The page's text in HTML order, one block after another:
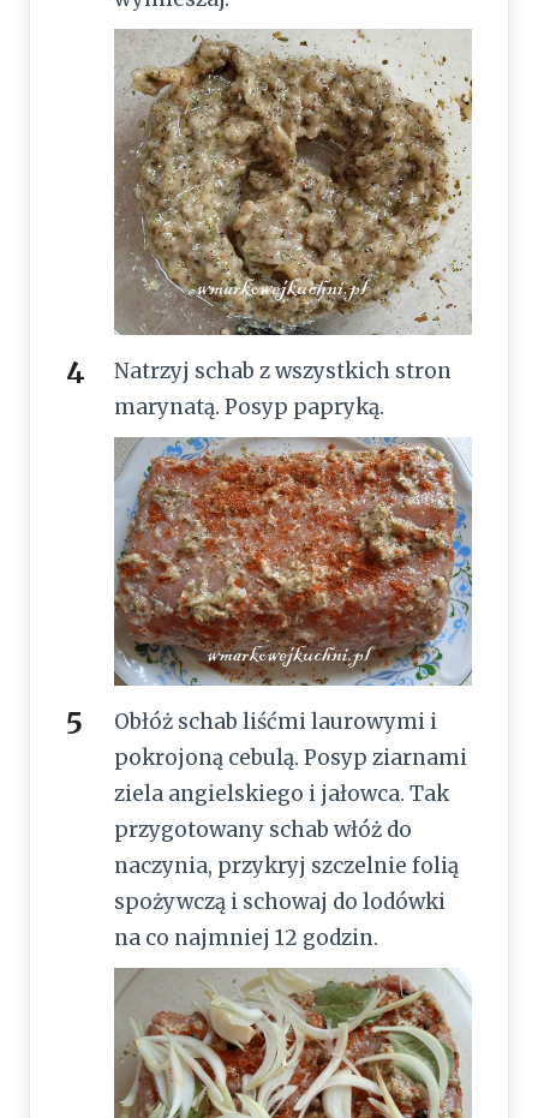
Natrzyj schab z wszystkich stron
marynatą. Posyp papryką.
Obłóż schab liśćmi laurowymi i
pokrojoną cebulą. Posyp ziarnami
ziela angielskiego i jałowca. Tak
przygotowany schab włóż do
naczynia, przykryj szczelnie folią
spożywczą i schowaj do lodówki
na co najmniej 12 godzin.